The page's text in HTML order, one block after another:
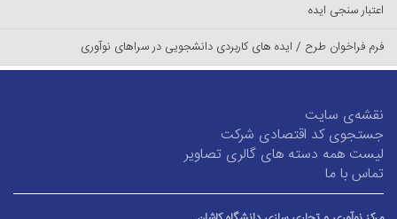
اعتبار سنجی ایده
فرم فراخوان طرح / ایده های کاربردی دانشجویی در سراهای نوآوری
نقشه‌ی سایت
جستجوی کد اقتصادی شرکت
لیست همه دسته های گالری تصاویر
تماس با ما